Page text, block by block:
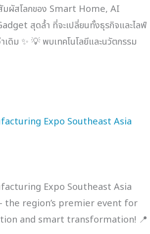
มผัสโลกของ Smart Home, AI
สุดล้ำ ที่จะเปลี่ยนทั้งธุรกิจและไลฟ์
ดิม ✨ 💡 พบเทคโนโลยีและนวัตกรรม
Expo Southeast Asia
Expo Southeast Asia
the region’s premier event for
and smart transformation! 📍